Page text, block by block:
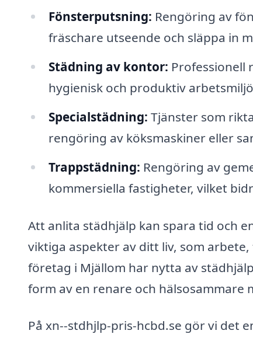
Fönsterputsning: Rengöring av
fräschare utseende och släppa in
Städning av kontor: Professionell
hygienisk och produktiv
Specialstädning: Tjänster som
rengöring av köksmaskiner eller
Trappstädning: Rengöring av
kommersiella fastigheter, vilket
Att anlita städhjälp kan spara tid och
viktiga aspekter av ditt liv, som
företag i Mjällom har nytta av
form av en renare och hälsosammare
På xn--stdhjlp-pris-hcbd.se gör vi det